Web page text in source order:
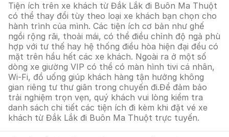
Tiện ích trên xe khách từ Đắk Lắk đi Buôn Ma Thuột
có thể thay đổi tùy theo loại xe khách bạn chọn cho
hành trình của mình. Các tiện ích cơ bản như ghế
ngồi rộng rãi, thoải mái, có thể điều chỉnh độ ngả phù
hợp với tư thế hay hệ thống điều hòa hiện đại đều có
mặt trên hầu hết các xe khách. Ngoài ra ở một số
dòng xe giường VIP có thể có màn hình tivi cá nhân,
Wi-Fi, đồ uống giúp khách hàng tận hưởng không
gian riêng tư thư giãn trong chuyến đi.Để đảm bảo
trải nghiệm trọn vẹn, quý khách vui lòng kiểm tra
danh sách chi tiết các tiện ích đi kèm khi đặt vé xe
khách từ Đắk Lắk đi Buôn Ma Thuột trực tuyến.